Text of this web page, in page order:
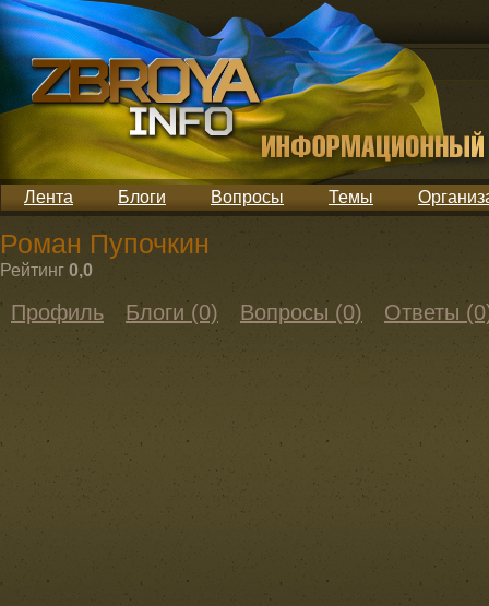
Лента Блоги Вопросы Темы
Роман Пупочкин
Рейтинг 0,0
Профиль Блоги (0) Вопросы (0) Ответы